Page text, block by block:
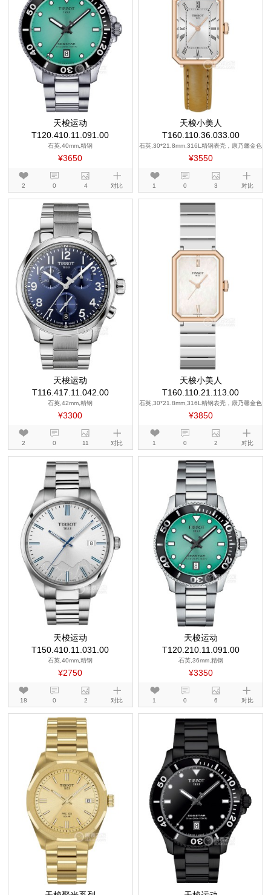
天梭运动
T120.410.11.091.00
石英,40mm,精钢
¥3650
2 0 4 对比
天梭小美人
T160.110.36.033.00
石英,30*21.8mm,316L精钢表壳，康乃馨金色
PVD镀层
¥3550
1 0 3 对比
天梭运动
T116.417.11.042.00
石英,42mm,精钢
¥3300
2 0 11 对比
天梭小美人
T160.110.21.113.00
石英,30*21.8mm,316L精钢表壳，康乃馨金色
PVD镀层
¥3850
1 0 2 对比
天梭运动
T150.410.11.031.00
石英,40mm,精钢
¥2750
18 0 2 对比
天梭运动
T120.210.11.091.00
石英,36mm,精钢
¥3350
1 0 6 对比